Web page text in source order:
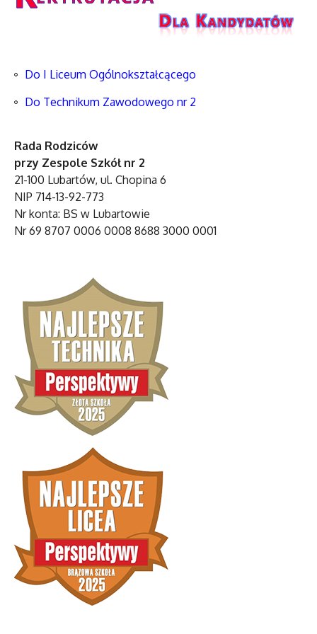
Do I Liceum Ogólnokształcącego
Do Technikum Zawodowego nr 2
Rada Rodziców
przy Zespole Szkół nr 2
21-100 Lubartów, ul. Chopina 6
NIP 714-13-92-773
Nr konta: BS w Lubartowie
Nr 69 8707 0006 0008 8688 3000 0001